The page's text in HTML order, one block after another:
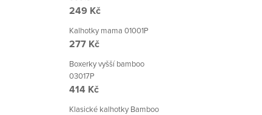
249 Kč
Kalhotky mama 01001P
277 Kč
Boxerky vyšší bamboo
03017P
414 Kč
Klasické kalhotky Bamboo